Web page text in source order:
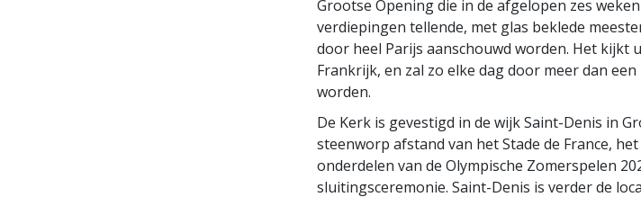
Grootse Opening die in de afgelopen zes
verdiepingen tellende, met glas beklede
door heel Parijs aanschouwd worden. Het kijkt
Frankrijk, en zal zo elke dag door meer dan
worden.
De Kerk is gevestigd in de wijk Saint-Denis in
steenworp afstand van het Stade de France,
onderdelen van de Olympische Zomerspelen
sluitings­ceremonie. Saint-Denis is verder de